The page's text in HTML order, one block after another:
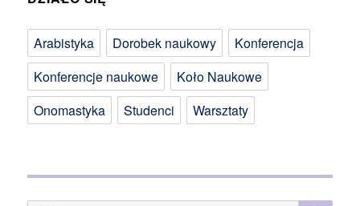
Arabistyka Dorobek naukowy
Konferencja
Konferencje naukowe
Koło Naukowe
Onomastyka
Studenci Warsztaty